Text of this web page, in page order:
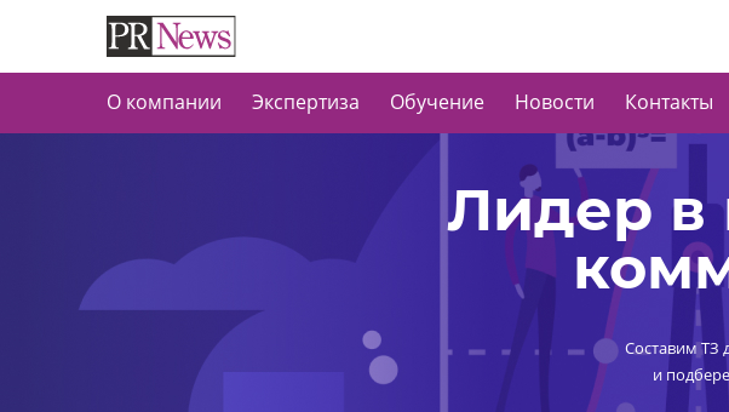
О компании Экспертиза Обучение Новости Контакты
Лидер в
Составим ТЗ
и